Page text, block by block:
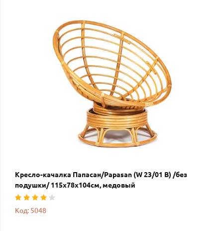
Кресло-качалка Папасан/Papasan (W 23/01 B) /без
подушки/ 115х78х104см, медовый
Код: 5048